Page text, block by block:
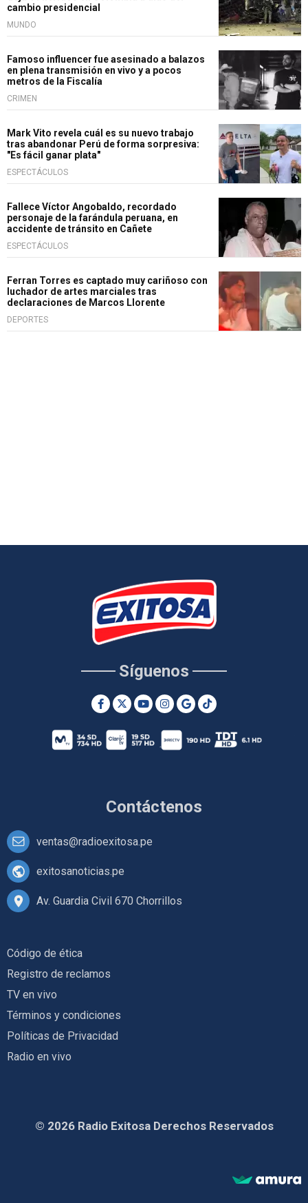
cambio presidencial
MUNDO
Famoso influencer fue asesinado a balazos
en plena transmisión en vivo y a pocos
metros de la Fiscalía
CRIMEN
Mark Vito revela cuál es su nuevo trabajo
tras abandonar Perú de forma sorpresiva:
"Es fácil ganar plata"
ESPECTÁCULOS
Fallece Víctor Angobaldo, recordado
personaje de la farándula peruana, en
accidente de tránsito en Cañete
ESPECTÁCULOS
Ferran Torres es captado muy cariñoso con
luchador de artes marciales tras
declaraciones de Marcos Llorente
DEPORTES
Contáctenos
ventas@radioexitosa.pe
exitosanoticias.pe
Av. Guardia Civil 670 Chorrillos
Síguenos
Código de ética
Registro de reclamos
TV en vivo
Términos y condiciones
Políticas de Privacidad
Radio en vivo
© 2026 Radio Exitosa Derechos Reservados